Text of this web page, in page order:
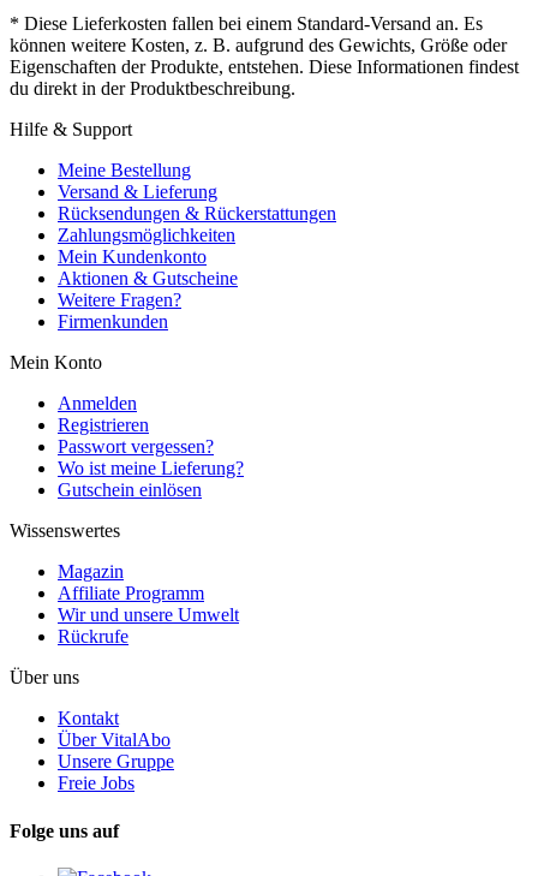
* Diese Lieferkosten fallen bei einem Standard-Versand an. Es
können weitere Kosten, z. B. aufgrund des Gewichts, Größe oder
Eigenschaften der Produkte, entstehen. Diese Informationen findest
du direkt in der Produktbeschreibung.
Hilfe & Support
Meine Bestellung
Versand & Lieferung
Rücksendungen & Rückerstattungen
Zahlungsmöglichkeiten
Mein Kundenkonto
Aktionen & Gutscheine
Weitere Fragen?
Firmenkunden
Mein Konto
Anmelden
Registrieren
Passwort vergessen?
Wo ist meine Lieferung?
Gutschein einlösen
Wissenswertes
Magazin
Affiliate Programm
Wir und unsere Umwelt
Rückrufe
Über uns
Kontakt
Über VitalAbo
Unsere Gruppe
Freie Jobs
Folge uns auf